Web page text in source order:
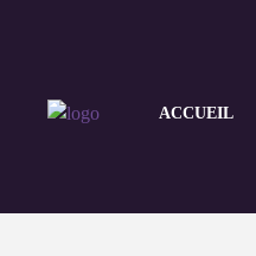
ACCUEIL